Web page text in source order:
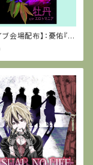
ブ会場配布】：憂佑『牡
ロトマニア』(全2曲)